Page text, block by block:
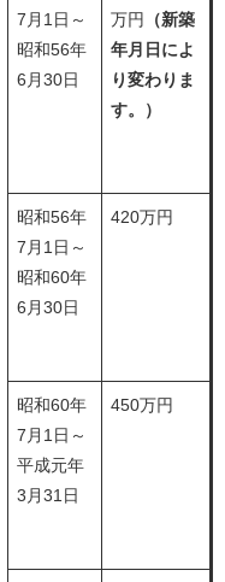
7月1日～
昭和56年
6月30日
万円
（新築
年月日によ
り変わりま
す。）
昭和56年
7月1日～
昭和60年
6月30日
420万円
昭和60年
7月1日～
平成元年
3月31日
450万円